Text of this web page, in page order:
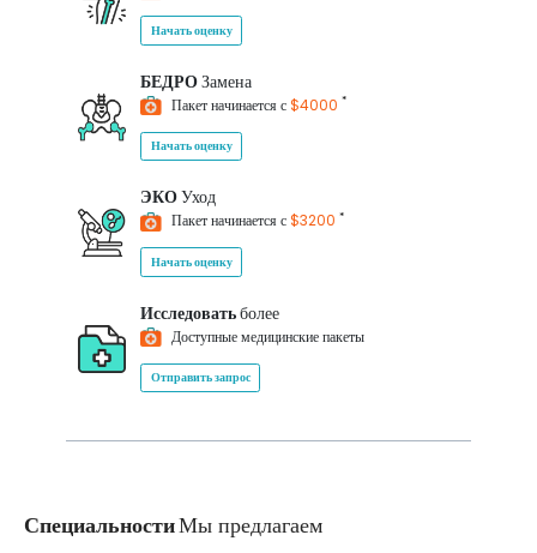
Начать оценку
БЕДРОЗамена
Пакет начинается с$4000 *
Начать оценку
ЭКОУход
Пакет начинается с$3200 *
Начать оценку
Исследоватьболее
Доступные медицинские пакеты
Отправить запрос
СпециальностиМы предлагаем